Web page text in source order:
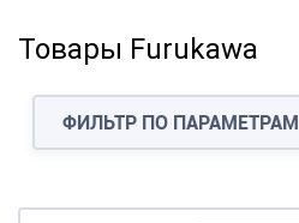
Товары Furukawa
ФИЛЬТР ПО ПАРАМЕТРАМ